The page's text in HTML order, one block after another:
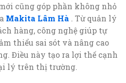
cũng góp phần không nhỏ
Makita Lâm Hà . Từ quản lý
hàng, công nghệ giúp tự
thiểu sai sót và nâng cao
Điều này tạo ra lợi thế cạnh
lý trên thị trường.